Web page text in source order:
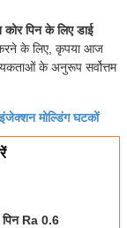
कोर पिन के लिए डाई
करने के लिए, कृपया आज
के अनुरूप सर्वोत्तम
इंजेक्शन मोल्डिंग घटकों
पिन Ra 0.6